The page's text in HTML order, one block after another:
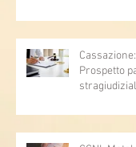
Prospetto
articoli
e 2735)